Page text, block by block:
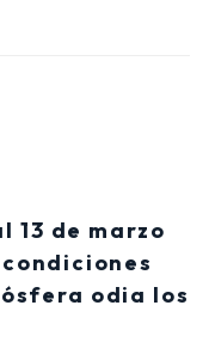
13 de marzo
odia los